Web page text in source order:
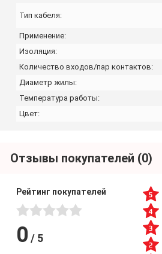
Тип кабеля:
Применение:
Изоляция:
Количество входов/пар контактов:
Диаметр жилы:
Температура работы:
Цвет:
Отзывы покупателей (0)
Рейтинг покупателей
0 / 5